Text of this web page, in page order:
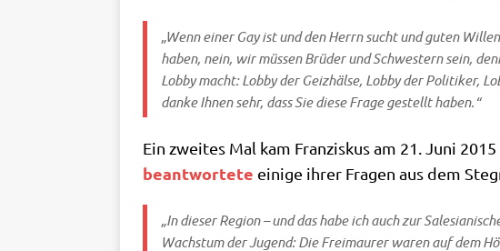
„Wenn einer Gay ist und den Herrn sucht und guten
haben, nein, wir müs­sen Brü­der und Schwe­stern sein,
Lob­by macht: Lob­by der Geiz­häl­se, Lob­by der Poli­ti­ker,
dan­ke Ihnen sehr, dass Sie die­se Fra­ge gestellt haben.“
Ein zwei­tes Mal kam Fran­zis­kus am 21. Juni
beant­wor­te­te eini­ge ihrer Fra­gen aus dem
„In die­ser Regi­on – und das habe ich auch zur
Wachs­tum der Jugend: Die Frei­mau­rer waren auf dem